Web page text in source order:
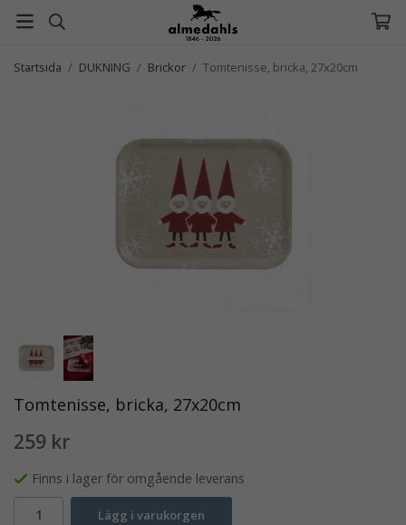
Startsida / DUKNING / Brickor / Tomtenisse, bricka, 27x20cm
Tomtenisse, bricka, 27x20cm
259 kr
Finns i lager för omgående leverans
Lägg i varukorgen